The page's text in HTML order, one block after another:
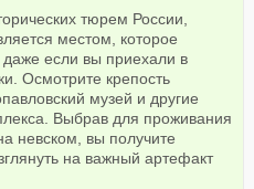
тюрем России,
местом, которое
если вы приехали в
Осмотрите крепость
музей и другие
Выбрав для проживания
невском, вы получите
на важный артефакт